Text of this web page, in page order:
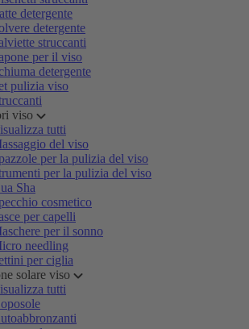
detergente
detergente
struccanti
per il viso
detergente
pulizia viso
viso
tutti
del viso
per la pulizia del viso
per la pulizia del viso
Sha
cosmetico
per capelli
per il sonno
needling
per ciglia
solare viso
tutti